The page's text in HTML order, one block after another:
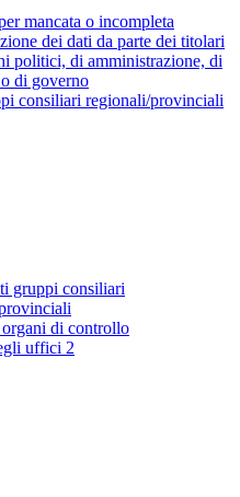
mancata o incompleta
dei dati da parte dei titolari
politici, di amministrazione, di
di governo
consiliari regionali/provinciali
gruppi consiliari
di controllo
uffici 2